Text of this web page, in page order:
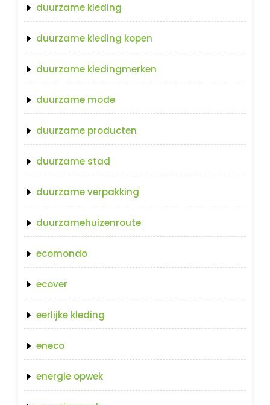
duurzame kleding
duurzame kleding kopen
duurzame kledingmerken
duurzame mode
duurzame producten
duurzame stad
duurzame verpakking
duurzamehuizenroute
ecomondo
ecover
eerlijke kleding
eneco
energie opwek